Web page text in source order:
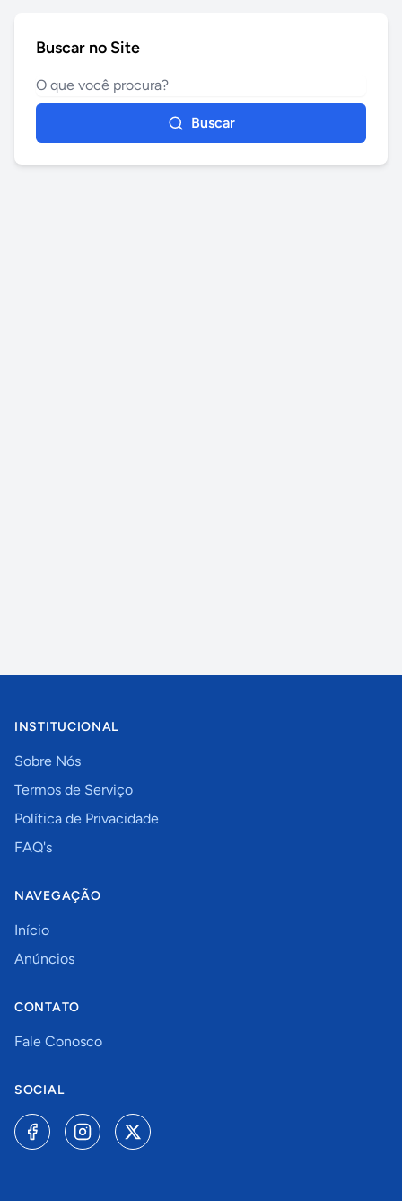
Buscar no Site
Buscar
INSTITUCIONAL
Sobre Nós
Termos de Serviço
Política de Privacidade
FAQ's
NAVEGAÇÃO
Início
Anúncios
CONTATO
Fale Conosco
SOCIAL